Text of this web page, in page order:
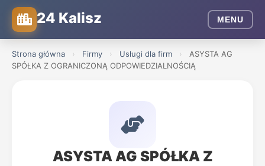
24 Kalisz MENU
Strona główna › Firmy › Usługi dla firm ›
ASYSTA AG
SPÓŁKA Z OGRANICZONĄ ODPOWIEDZIALNOŚCIĄ
ASYSTA AG SPÓŁKA Z